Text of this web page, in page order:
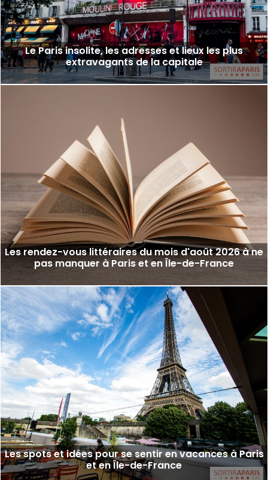
Le Paris insolite, les adresses et lieux les plus
extravagants de la capitale
Les rendez-vous littéraires du mois d'août 2026 à ne
pas manquer à Paris et en Île-de-France
Les spots et idées pour se sentir en vacances à Paris
et en Île-de-France